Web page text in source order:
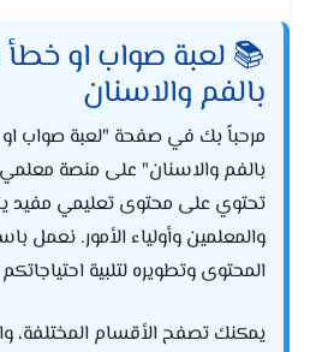
📚 لعبة صواب او خطأ
بالفم والاسنان
مرحباً بك في صفحة "لعبة صواب
بالفم والاسنان" على منصة
تحتوي على محتوى تعليمي مفيد
والمعلمين وأولياء الأمور. نعمل
المحتوى وتطويره لتلبية احتياجاتكم
يمكنك تصفح الأقسام المختلفة،